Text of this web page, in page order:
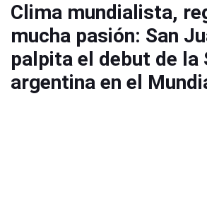
Clima mundialista,
mucha pasión: San
palpita el debut de la
argentina en el